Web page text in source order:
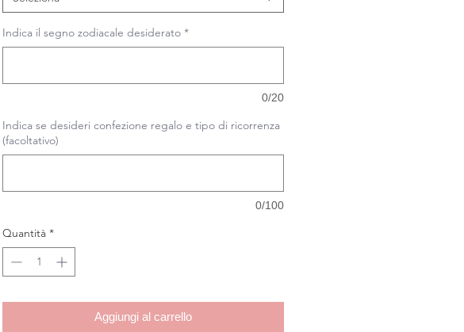
Indica il segno zodiacale desiderato *
0/20
Indica se desideri confezione regalo e tipo di ricorrenza
(facoltativo)
0/100
Quantità *
Aggiungi al carrello